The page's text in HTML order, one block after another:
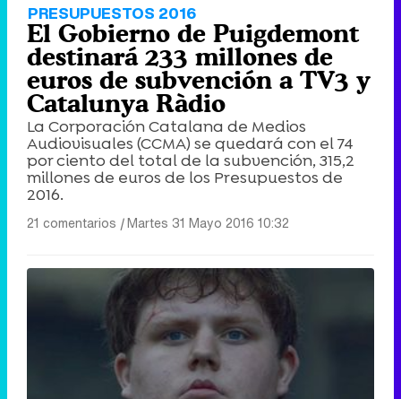
PRESUPUESTOS 2016
El Gobierno de Puigdemont
destinará 233 millones de
euros de subvención a TV3 y
Catalunya Ràdio
La Corporación Catalana de Medios
Audiovisuales (CCMA) se quedará con el 74
por ciento del total de la subvención, 315,2
millones de euros de los Presupuestos de
2016.
21 comentarios |Martes 31 Mayo 2016 10:32